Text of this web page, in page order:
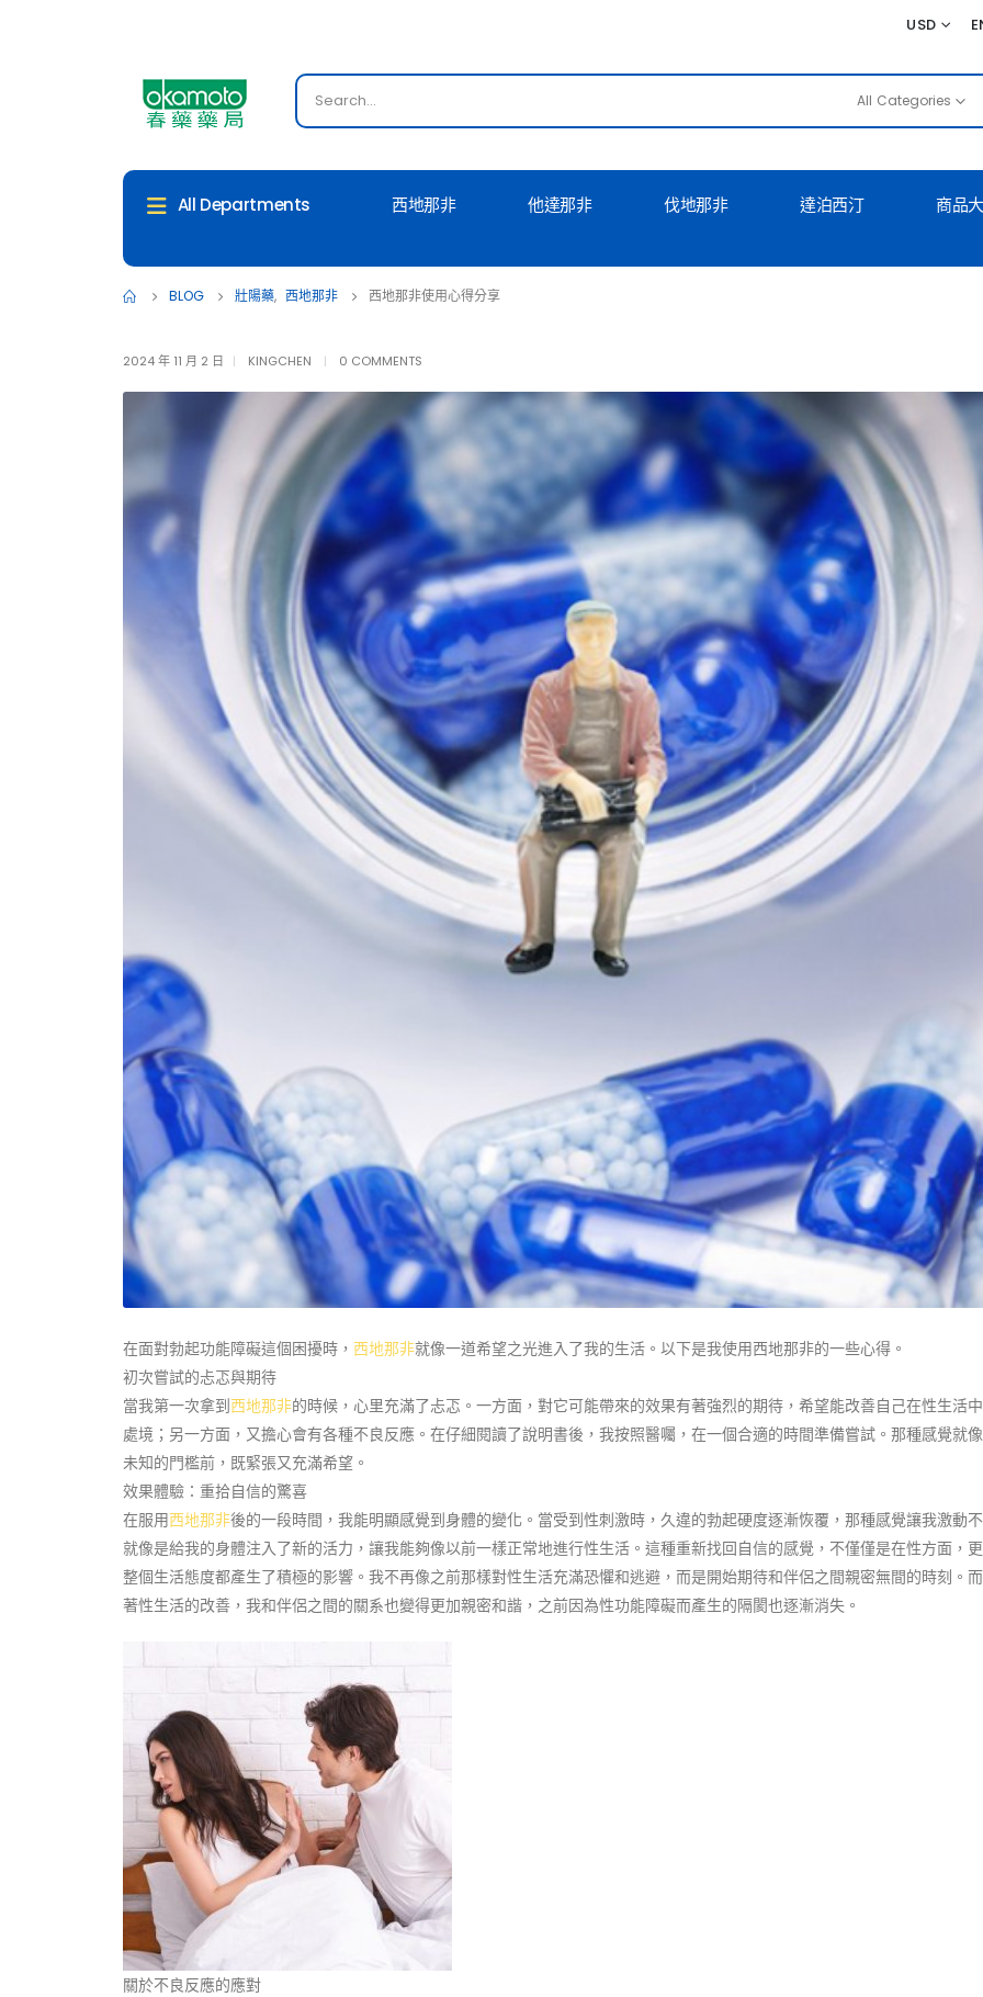
USD
All Categories
All Departments 西地那非 他達那非 伐地那非 達泊西汀 商品
BLOG 壯陽藥, 西地那非 西地那非使用心得分享
2024 年 11 月 2 日 KINGCHEN 0 COMMENTS
在面對勃起功能障礙這個困擾時， 西地那非就像一道希望之光進入了我的生活。以下是我使用西地那非的一些心得。
初次嘗試的忐忑與期待
當我第一次拿到西地那非的時候，心里充滿了忐忑。一方面，對它可能帶來的效果有著強烈的期待，希望能改善自己在性生活
處境；另一方面，又擔心會有各種不良反應。在仔細閱讀了說明書後，我按照醫囑，在一個合適的時間準備嘗試。那種感覺就
未知的門檻前，既緊張又充滿希望。
效果體驗：重拾自信的驚喜
在服用西地那非後的一段時間，我能明顯感覺到身體的變化。當受到性刺激時，久違的勃起硬度逐漸恢覆，那種感覺讓我激動
就像是給我的身體注入了新的活力，讓我能夠像以前一樣正常地進行性生活。這種重新找回自信的感覺，不僅僅是在性方面，
整個生活態度都產生了積極的影響。我不再像之前那樣對性生活充滿恐懼和逃避，而是開始期待和伴侶之間親密無間的時刻。
著性生活的改善，我和伴侶之間的關系也變得更加親密和諧，之前因為性功能障礙而產生的隔閡也逐漸消失。
關於不良反應的應對